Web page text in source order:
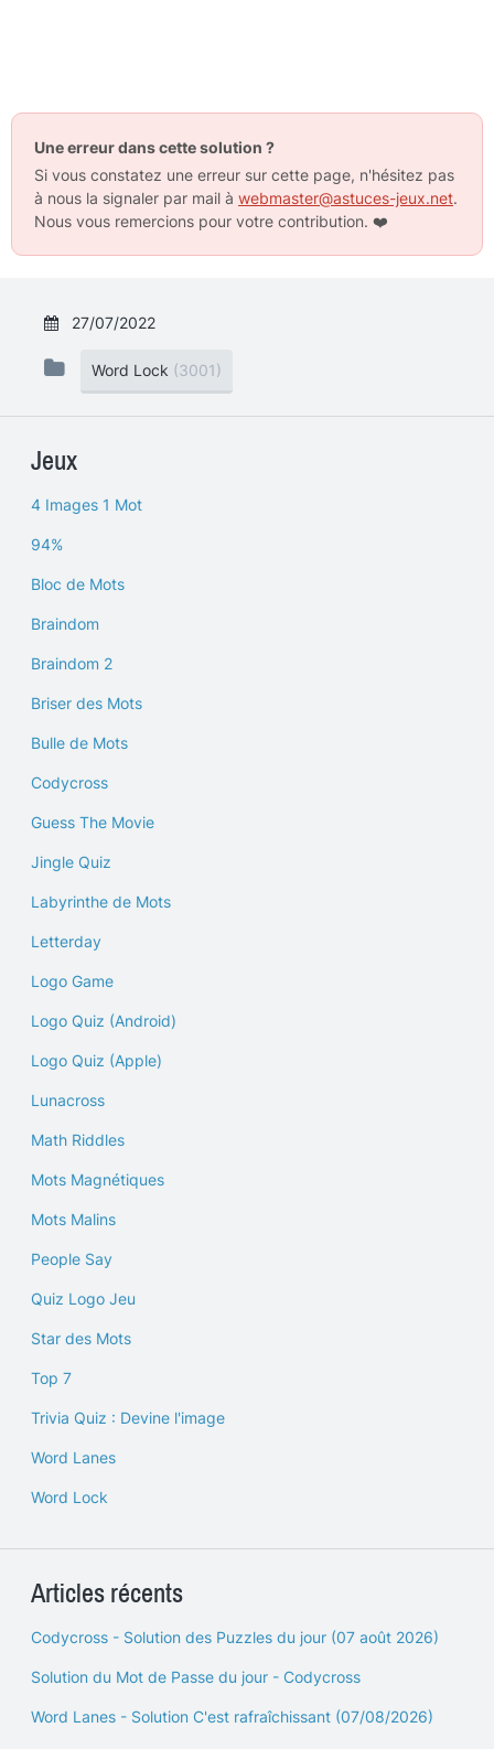
Une erreur dans cette solution ?
Si vous constatez une erreur sur cette page, n'hésitez pas
à nous la signaler par mail à webmaster@astuces-jeux.net.
Nous vous remercions pour votre contribution. ❤️
27/07/2022
Word Lock (3001)
Jeux
4 Images 1 Mot
94%
Bloc de Mots
Braindom
Braindom 2
Briser des Mots
Bulle de Mots
Codycross
Guess The Movie
Jingle Quiz
Labyrinthe de Mots
Letterday
Logo Game
Logo Quiz (Android)
Logo Quiz (Apple)
Lunacross
Math Riddles
Mots Magnétiques
Mots Malins
People Say
Quiz Logo Jeu
Star des Mots
Top 7
Trivia Quiz : Devine l'image
Word Lanes
Word Lock
Articles récents
Codycross - Solution des Puzzles du jour (07 août 2026)
Solution du Mot de Passe du jour - Codycross
Word Lanes - Solution C'est rafraîchissant (07/08/2026)